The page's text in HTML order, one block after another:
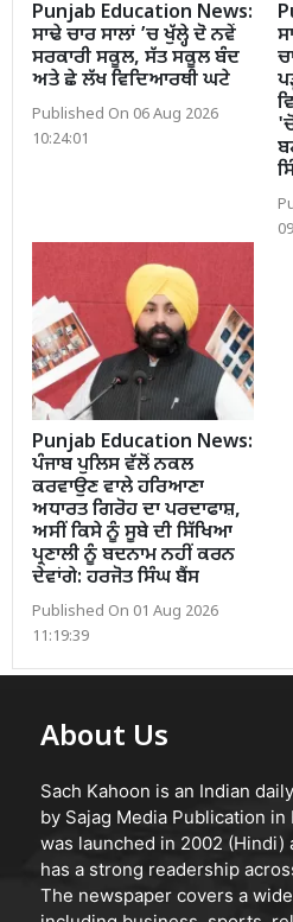
Punjab Education News:
ਸਾਢੇ ਚਾਰ ਸਾਲਾਂ ’ਚ ਖੁੱਲ੍ਹੇ ਦੋ ਨਵੇਂ
ਸਰਕਾਰੀ ਸਕੂਲ, ਸੱਤ ਸਕੂਲ ਬੰਦ
ਅਤੇ ਛੇ ਲੱਖ ਵਿਦਿਆਰਥੀ ਘਟੇ
Published On 06 Aug 2026
10:24:01
Punjab Education News:
ਪੰਜਾਬ ਪੁਲਿਸ ਵੱਲੋਂ ਨਕਲ
ਕਰਵਾਉਣ ਵਾਲੇ ਹਰਿਆਣਾ
ਅਧਾਰਤ ਗਿਰੋਹ ਦਾ ਪਰਦਾਫਾਸ਼,
ਅਸੀਂ ਕਿਸੇ ਨੂੰ ਸੂਬੇ ਦੀ ਸਿੱਖਿਆ
ਪ੍ਰਣਾਲੀ ਨੂੰ ਬਦਨਾਮ ਨਹੀਂ ਕਰਨ
ਦੇਵਾਂਗੇ: ਹਰਜੋਤ ਸਿੰਘ ਬੈਂਸ
Published On 01 Aug 2026
11:19:39
About Us
Sach Kahoon is an Indian
by Sajag Media Publication
was launched in 2002 (Hindi)
has a strong readership
The newspaper covers a